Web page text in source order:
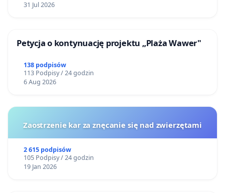
31 Jul 2026
Petycja o kontynuację projektu „Plaża Wawer"
138 podpisów
113 Podpisy / 24 godzin
6 Aug 2026
Zaostrzenie kar za znęcanie się nad zwierzętami
2 615 podpisów
105 Podpisy / 24 godzin
19 Jan 2026